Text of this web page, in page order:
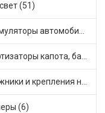
(51)
Аккумуляторы автомобильные (2)
Амортизаторы капота, багажника (6)
Багажники и крепления на крышу (1)
(6)